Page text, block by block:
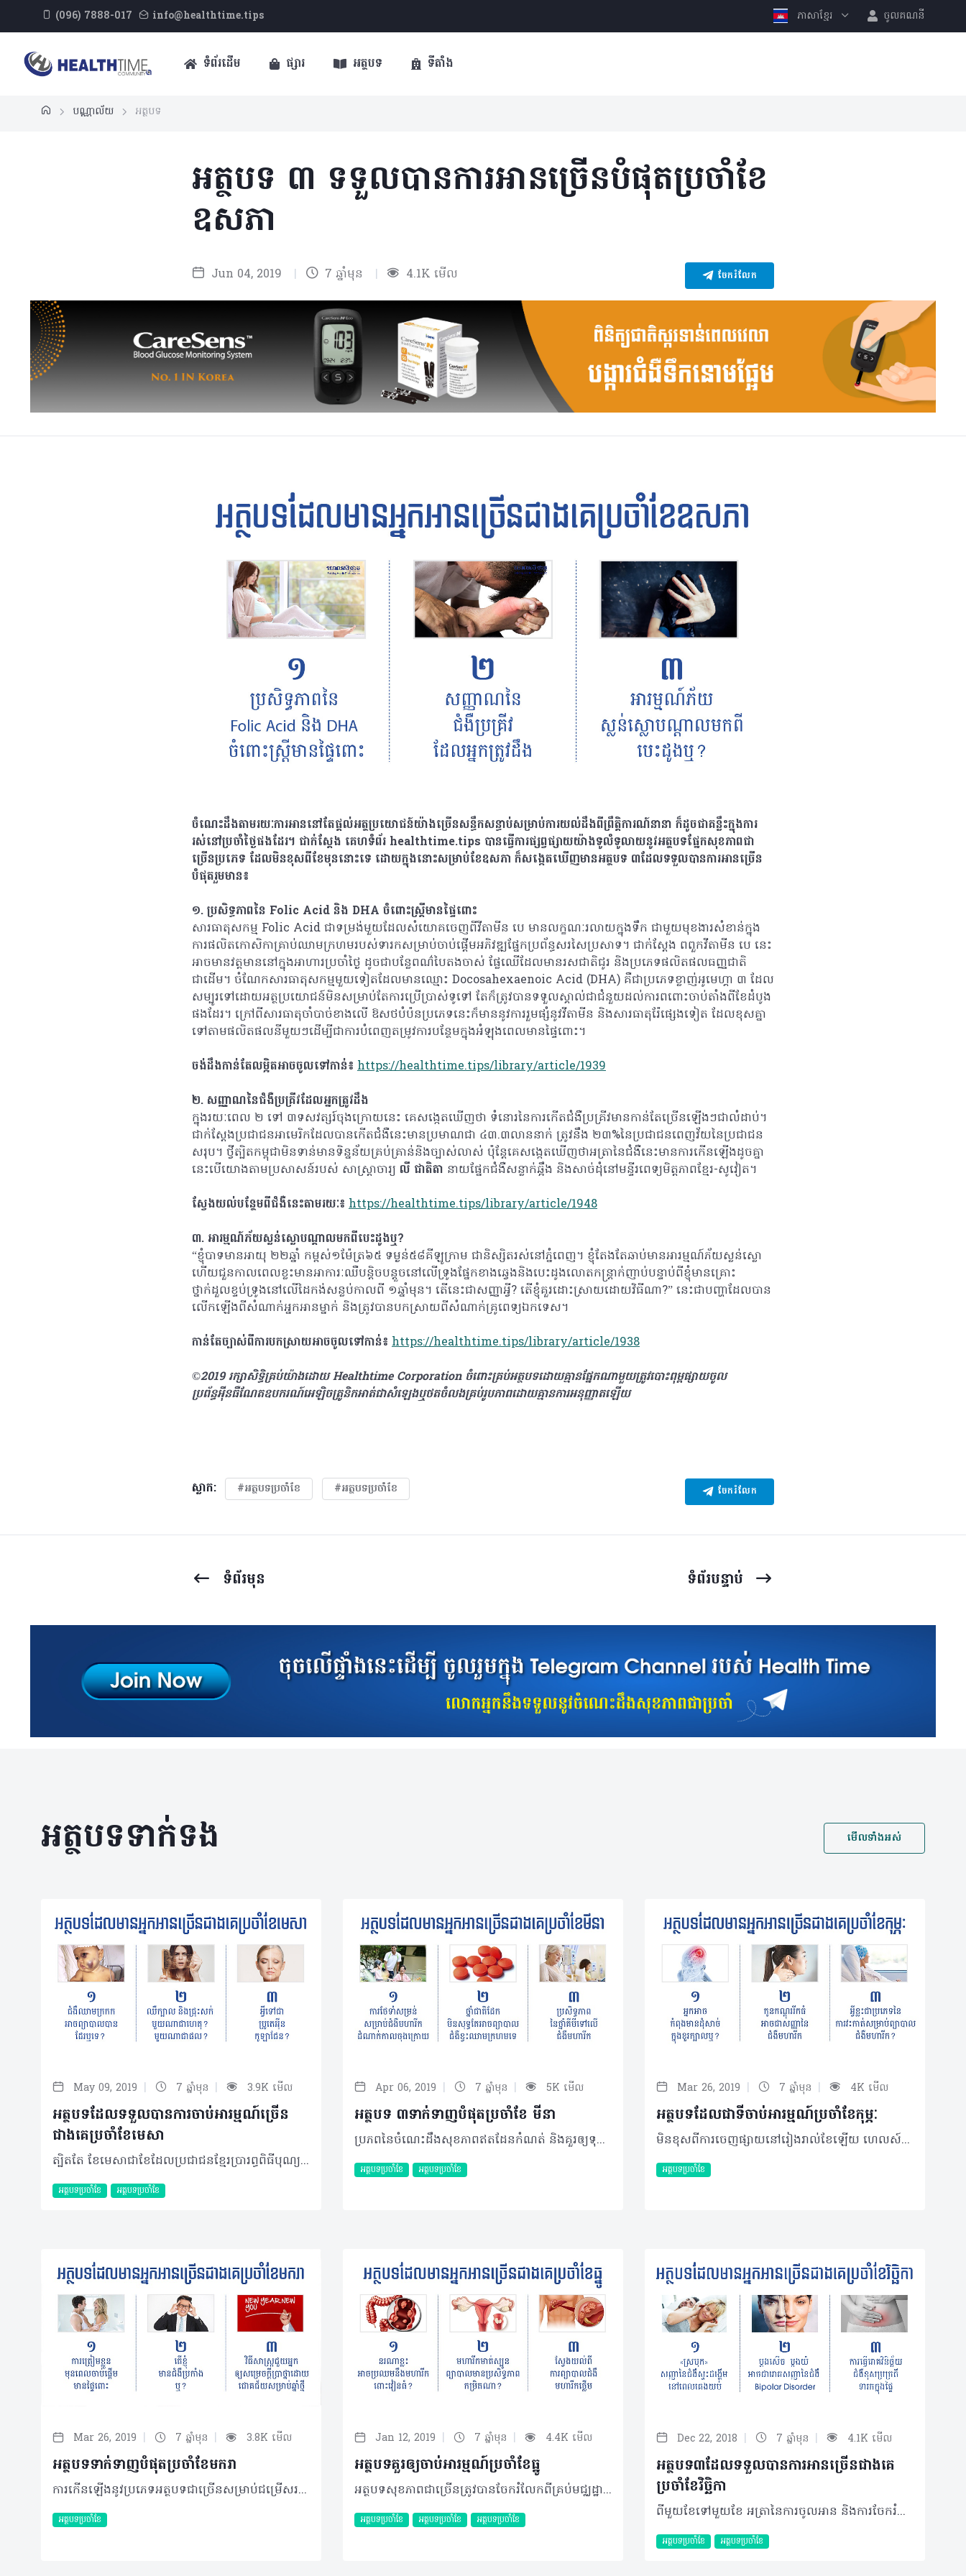
(096) 7888-017 info@healthtime.tips ភាសាខ្មែរ ចូលគណនី
ទំព័រដើម ផ្សារ អត្ថបទ ទីតាំង
បណ្ណាល័យ អត្ថបទ
អត្ថបទ ៣ ទទួលបានការអានច្រើនបំផុតប្រចាំខែ
ឧសភា
Jun 04, 2019 | 7 ឆ្នាំមុន | 4.1K មើល ចែករំលែក
ចំណេះដឹងតាមរយៈការអាននៅតែផ្ដល់អត្ថប្រយោជន៍យ៉ាងច្រើនសន្ធឹកសន្ធាប់សម្រាប់ការយល់ដឹងពីព្រឹត្តិការណ៍នានា ក៏ដូចជាគន្លឹះក្នុងការ
រស់នៅប្រចាំថ្ងៃផងដែរ។ ជាក់ស្ដែង គេហទំព័រ healthtime.tips បានធ្វើការផ្សព្វផ្សាយយ៉ាងទូលំទូលាយនូវអត្ថបទផ្នែកសុខភាពជា
ច្រើនប្រភេទ ដែលមិនខុសពីខែមុននោះទេ ដោយក្នុងនោះសម្រាប់ខែឧសភា ក៏សង្កេតឃើញមានអត្ថបទ ៣ដែលទទួលបានការអានច្រើន
បំផុតរួមមាន៖
១. ប្រសិទ្ធភាពនៃ Folic Acid និង DHA ចំពោះស្រ្តីមានផ្ទៃពោះ
សារធាតុសកម្ម Folic Acid ជាទម្រង់មួយដែលសំយោគចេញពីវីតាមីន បេ មានលក្ខណៈរលាយក្នុងទឹក ជាមួយមុខងារសំខាន់ក្នុង
ការផលិតកោសិកាគ្រាប់ឈាមក្រហមរបស់ទារកសម្រាប់ចាប់ផ្តើមអភិវឌ្ឍផ្នែកប្រព័ន្ធសរសៃប្រសាទ។ ជាក់ស្តែង ពពួកវីតាមីន បេ នេះ
អាចមានវត្តមាននៅក្នុងអាហារប្រចាំថ្ងៃ ដូចជាបន្លែពណ៌បៃតងចាស់ ផ្លែឈើដែលមានរសជាតិជូរ និងប្រភេទផលិតផលធញ្ញជាតិ
ជាដើម។ ចំណែកសារធាតុសកម្មមួយទៀតដែលមានឈ្មោះ Docosahexaenoic Acid (DHA) គឺជាប្រភេទខ្លាញ់អូមេហ្គា ៣ ដែល
សម្បូរទៅដោយអត្ថប្រយោជន៍មិនសម្រាប់តែការប្រើប្រាស់ទូទៅ តែក៏ត្រូវបានទទួលស្គាល់ជាជំនួយដល់ការពពោះចាប់តាំងពីខែដំបូង
ផងដែរ។ ក្រៅពីសារធាតុចាំបាច់ខាងលើ ឱសថបំប៉នប្រភេទនេះក៏មាននូវការរួមផ្សំនូវវីតាមីន និងសារធាតុរ៉ែផ្សេងទៀត ដែលខុសគ្នា
ទៅតាមផលិតផលនីមួយៗដើម្បីជាការបំពេញតម្រូវការបន្ថែមក្នុងអំឡុងពេលមានផ្ទៃពោះ។
ចង់ដឹងកាន់តែលម្អិតអាចចូលទៅកាន់៖ https://healthtime.tips/library/article/1939
២. សញ្ញាណនៃជំងឺប្រគ្រីវដែលអ្នកត្រូវដឹង
ក្នុងរយៈពេល ២ ទៅ ៣ទសវត្សរ៍ចុងក្រោយនេះ គេសង្កេតឃើញថា ទំនោរនៃការកើតជំងឺប្រគ្រីវមានកាន់តែច្រើនឡើងៗជាលំដាប់។
ជាក់ស្តែងប្រជាជនអាមេរិកដែលបានកើតជំងឺនេះមានប្រមាណជា ៤៣.៣លាននាក់ ត្រូវនឹង ២៣%នៃប្រជាជនពេញវ័យនៃប្រជាជន
សរុប។ ថ្វីត្បិតកម្ពុជាមិនទាន់មានទិន្នន័យគ្រប់គ្រាន់និងច្បាស់លាស់ ប៉ុន្តែគេសង្កេតឃើញថាអត្រានៃជំងឺនេះមានការកើនឡើងដូចគ្នា
នេះបើយោងតាមប្រសាសន៍របស់ សាស្រ្តាចារ្យ លី ជាតិតា នាយផ្នែកជំងឺសន្លាក់ឆ្អឹង និងសាច់ដុំនៅមន្ទីរពេទ្យមិត្តភាពខ្មែរ-សូវៀត។
ស្វែងយល់បន្ថែមពីជំងឺនេះតាមរយៈ៖ https://healthtime.tips/library/article/1948
៣. អារម្មណ៍ភ័យស្លន់ស្លោបណ្តាលមកពីបេះដូងឬ?
“ខ្ញុំបាទមានអាយុ ២២ឆ្នាំ កម្ពស់១ម៉ែត្រ៦៥ ទម្ងន់៥៨គីឡូក្រាម ជានិស្សិតរស់នៅភ្នំពេញ។ ខ្ញុំតែងតែឆាប់មានអារម្មណ៍ភ័យស្លន់ស្លោ
ហើយជួនកាលពេលខ្លះមានអាការៈឈឺបន្តិចបន្តួចនៅលើទ្រូងផ្នែកខាងឆ្វេងនិងបេះដូងលោតកន្ត្រាក់ញាប់បន្ទាប់ពីខ្ញុំមានគ្រោះ
ថ្នាក់ដួលខ្ទប់ទ្រូងនៅលើដៃកង់សន្លប់កាលពី ១ឆ្នាំមុន។ តើនេះជាសញ្ញាអ្វី? តើខ្ញុំគួរដោះស្រាយដោយវិធីណា?” នេះជាបញ្ហាដែលបាន
លើកឡើងពីសំណាក់អ្នកអានម្នាក់ និងត្រូវបានបកស្រាយពីសំណាក់គ្រូពេទ្យឯកទេស។
កាន់តែច្បាស់ពីការបកស្រាយអាចចូលទៅកាន់៖ https://healthtime.tips/library/article/1938
©2019 រក្សាសិទ្ធិគ្រប់យ៉ាង​ដោយ Healthtime Corporation ចំពោះគ្រប់អត្ថបទដោយគ្មានផ្នែកណាមួយត្រូវបោះពុម្ពផ្សាយចូល
ប្រព័ន្ធអុីនធឺណែតឧបករណ៍អេឡិចត្រូនិកអាត់ជាសំឡេងឬថតចំលងគ្រប់រូបភាពដោយគ្មានការអនុញ្ញាតឡើយ
ស្លាក: #អត្ថបទប្រចាំខែ #អត្ថបទប្រចាំខែ ចែករំលែក
ទំព័រ​មុន ទំព័រ​បន្ទាប់
អត្ថបទទាក់ទង មើលទាំងអស់
May 09, 2019 | 7 ឆ្នាំមុន | 3.9K មើល
អត្ថបទដែលទទួលបានការចាប់អារម្មណ៍ច្រើន
ជាងគេប្រចាំខែមេសា
ត្បិតតែ ខែមេសាជាខែដែលប្រជាជនខ្មែរប្រារព្ធពិធីបុណ្យចូលឆ្នាំប្រពៃណីជាតិ និងជាខែដែលមានថ្ងៃឈប់សម្រាកច្រើនក៏ដោយក៏កំណើននៃការចូលអានអត្ថបទសុខភាពបន្តកើនឡើងជាលំដាប់ដូចខែផ្សេងៗទៀតដែរ។ ជាក់ស្តែង អត្ថបទ ៣ ដែលទទួលបានការអានច្រើនជាងគេប្រចាំខែមេសាគឺ៖ 1. ជំងឺឈាមក្រកកអាចព្យាបាលបានដែរឬទេ? សាស្ត្រាចារ្យវេជ្ជបណ្ឌិត ជាន សុផល ឯកទេសរោគកុមារវិទ្យា និងលោហិតសាស្ត្រ នៃមន្ទីរពេទ្យកុមារជាតិបានពន្យល់យ៉ាងក្បោះក្បាយថាជំងឺហេម៉ូហ្វីលា (Hemophilia) គឺជាប្រភេទជំងឺឈាមក្រកក ឬបណ្តាលឲ្យហូរឈាម ភាគច្រើនបង្កឡើងដោយកង្វះកត្តាឈាមកក។ អ្នកជំងឺមិនមានការហូរឈាមច្រើនជាងធម្មតាទេ ប៉ុន្តែការហូរឈាមនេះអាចមានរយៈពេលយូរជាងធម្មតា។ ជាក់ស្តែងវាជាជំងឺដ៏កម្រដែលអាចស្តែងមានឡើងលើមនុស្សម្នាក់តែប៉ុណ្ណោះក្នុងចំណោម ១០០០នាក់ និងអាចកើតមានឡើងបានគ្រប់វ័យ ចាប់តាំងពីទារករហូតដល់វ័យចំណាស់ និងជាជំងឺមួយដែលតម្រូវឲ្យអ្នកជំងឺរស់នៅជាមួយការព្យាបាលអស់មួយជីវិត។ យល់កាន់តែច្បាស់អំពីមូលហេតុ និងវិធីព្យាបាលតាមរយៈ៖ https://healthtime.tips/library/article/1911 2.ឈឺក្បាល និងជ្រុះសក់ មួយណាជាហេតុ? មួយណាជាផល? “អាការៈឈឺក្បាលធ្វើឲ្យអ្នកជ្រុះសក់? ឬបញ្ហាជ្រុះសក់ជាហេតុផលធ្វើឲ្យអ្នកឈឺក្បាល?” នៅតែជាភាពស្រពិចស្រពិលមួយកើតមានឡើងសឹងតែបុគ្គលគ្រប់រូបទាំងអស់។ យ៉ាងណាមិញ ហេតុផលនៃបញ្ហាទាំងពីរខាងលើអាចបណ្តាលមកពីកត្តារួមផ្សំគ្នានៃស្ថានភាពជំងឺណាមួយ នេះបើយោងតាមប្រសាសន៍លោកសាស្ត្រាចារ្យវេជ្ជបណ្ឌិត ជុំ ណាវុធឯកទេសប្រព័ន្ធសរសៃប្រសាទ សរសៃឈាមខួរក្បាល និងជានាយផ្នែកប្រព័ន្ធសរសៃប្រសាទខួរក្បាលនៃមន្ទីរពេទ្យមិត្តភាពខ្មែរ-សូវៀត។ ស្វែងយល់បន្ថែមតាមរយៈ៖ https://healthtime.tips/library/article/1909 3. អ្វីទៅជាប្រូតេអុីនកូឡាជែន? នៅពេលវ័យកាន់តែចាស់ ស្រទាប់ស្បែករបស់អ្នកក៏ប្រែប្រួល ដែលនេះបណ្តាលមកពីការបាត់បង់នូវប្រូតេអុីនកូឡាជែនធម្មជាតិរបស់ស្បែក ដែលបណ្តាលឲ្យបាត់បង់ភាពតឹងណែន នាំឲ្យផលិតផលបំប៉នកូឡាជែនត្រូវបានគេនិយមប្រើប្រាស់ដើម្បីស្តារស្ថានភាពស្បែកឲ្យមានភាពប្រសើរឡើងវិញ។ អ្វីជាកូឡាជែន? តើគួរប្រើប្រាស់ក្នុងកម្រិតណាល្អ? អាចមានផលវិបាកអ្វីខ្លះ...? ចម្លើយទាំងអស់នេះនឹងត្រូវបានលាតត្រដាងយ៉ាងលម្អិតក្នុង៖ https://healthtime.tips/library/article/1910 ©2019 រក្សាសិទ្ធិគ្រប់យ៉ាង​ដោយ Healthtime Corporation ចំពោះគ្រប់អត្ថបទដោយគ្មានផ្នែកណាមួយត្រូវបោះពុម្ពផ្សាយចូល ប្រព័ន្ធអុីនធឺណែតឧបករណ៍អេឡិចត្រូនិកអាត់ជាសំឡេងឬថតចំលងគ្រប់រូបភាពដោយគ្មានការអនុញ្ញាតឡើយ
អត្ថបទប្រចាំខែ អត្ថបទប្រចាំខែ
Apr 06, 2019 | 7 ឆ្នាំមុន | 5K មើល
អត្ថបទ ៣ទាក់ទាញបំផុតប្រចាំខែ មីនា
ប្រភពនៃចំណេះដឹងសុខភាពឥតដែនកំណត់ និងគួរឲ្យទុកចិត្តបំផុតនៅតែបន្តចេញផ្សាយនូវអត្ថបទក្រោមប្រធានបទគួរឲ្យចាប់អារម្មណ៍ជាច្រើនដើម្បីផ្តល់ជូនមិត្តអ្នកអាននូវចំណេះដឹងអំពីការថែទាំសុខភាព និងការរស់នៅប្រកបដោយសុខភាពល្អ ក៏ដូចជាការណែនាំអំពីជំងឺផ្សេងៗរួមមានទាំងវិធីបង្ការព្យាបាល រោគវិនិច្ឆ័យ និងចំណុចសំខាន់ផ្សេងៗទៀត។ ក្នុងចំណោមអត្ថបទដែលបានដាក់ចេញ ក៏មានអត្ថបទចំនួន ៣ដែលត្រូវបានប្រិយមិត្តអ្នកអានចូលអានច្រើនជាងគេប្រចាំខែ មីនា នេះ ដែលរួមមានដូចខាងក្រោម… ១-ការថែទាំសម្រន់សម្រាប់ជំងឺមហារីកដំណាក់កាលចុងក្រោយ យោងតាម វេជ្ជបណ្ឌិត ម៉េង ឡាង ឯកទេសជំងឺទូទៅ និងជំនាញថែទាំសម្រន់នៃអង្គការបំបាត់ការឈឺចាប់គ្មានព្រំដែន (DSF) បានឲ្យនិយមន័យ ការថែទាំសម្រន់ (Palliative care) គឺសំដៅទៅលើការលើកកម្ពស់គុណភាពជីវិតរបស់អ្នកជំងឺដែលប្រឈមការបាត់បង់ជីវិតទាំងផ្នែកផ្លូវកាយ ផ្លូវចិត្ត សង្គម និងជំនឿសាសនា។ គោលបំណងចម្បងមិនមែនដើម្បីព្យាបាលឲ្យជាសះស្បើយនោះទេ ប៉ុន្តែដើម្បីការពារ និងកាត់បន្ថយការឈឺចាប់ បំបាត់រោគសញ្ញារំខានផ្សេងៗដូចជាពិបាកដកដង្ហើម ក្អក ដង្ហក់។ល។ អ្នកជំងឺដែលត្រូវការការថែទាំសម្រន់ អ្នកជំងឺដែលស្ថានភាពជំងឺរបស់ពួកគាត់ធ្ងន់ធ្ងរហើយមិនអាចធ្វើការព្យាបាលឲ្យជាសះស្បើយបានជាពិសេសគឺជំងឺមហារីក។ អ្នកជំងឺផ្សេងទៀតដែលអាចទទួលបានការថែទាំសម្រន់ផងដែរគឺអ្នកជំងឺខ្សោយសរីរាង្គដំណាក់កាលចុងក្រោយ ដូចជាជំងឺក្រិនថ្លើមធ្ងន់ធ្ងរដែលអាចវិវឌ្ឃជាទាចទឹក និងជំងឺខ្សោយផ្លូវដង្ហើមធ្ងន់ធ្ងរដែលនាំឲ្យមានទឹកក្នុងសួតជាដើម។ ចង់ដឹងបន្ថែមពីបញ្ហានេះសូមចូល៖ http://healthtime.tips/library/article/1884 ២-ថ្នាំជាតិដែកមិនសុទ្ធតែអាចព្យាបាលជំងឺខ្វះឈាមក្រហមទេ កង្វះឈាមក្រហម (Anemia) មិនមែនជាជំងឺនោះទេ តែជារោគសញ្ញាបាត់បង់គ្រាប់ឈាមក្រហមដែលបណ្តាលមកពីមូលហេតុច្រើនយ៉ាង។ មកដល់ពេលនេះ មិនមានការសិក្សាពីអត្រានៃជំងឺនេះទេ ព្រោះមូលហេតុរបស់វាមានច្រើនដែលតម្រូវឲ្យអ្នកជំងឺទៅព្យាបាលតាមឯកទេសនៃមូលហេតុ នេះបើតាមការបកស្រាយរបស់ វេជ្ជបណ្ឌិត សុខ សុធា ឯកទេសជំងឺឈាម និងជំងឺមហារីក នៅមជ្ឈមណ្ឌលជាតិជំងឺមហារីកនៃមន្ទីរពេទ្យកាល់ម៉ែត។ បញ្ហាកង្វះឈាមក្រហមមិនត្រូវបានបែងចែកជាដំណាក់កាលដូចជំងឺមហារីកទេ។ ទោះបីជាយ៉ាងណាក្រុមគ្រូពេទ្យឯកទេសអាចធ្វើការវាយតម្លៃស្ថានភាពធ្ងន់ធ្ងរនៃរោគសញ្ញានេះដោយយោងទៅតាមកម្រិតថយចុះរបស់អេម៉ូក្លូប៊ីនរបស់គ្រាប់ឈាមក្រហម (Hemoglobin) បូករួមជាមួយរោគសញ្ញាគ្លីនិកផ្សេងៗដែលអ្នកជំងឺកំពុងមានជាក់ស្តែង (Anemia tolerance) មុននឹងធ្វើការសម្រេចចិត្តជ្រើសរើសវិធីសាស្ត្រព្យាបាលដែលសមស្របដើម្បីផ្តល់ជូនអ្នកជំងឺ។ អាចអានបន្ថែមតាមរយៈ៖ http://healthtime.tips/library/article/1892 ៣-ប្រសិទ្ធភាពនៃថ្នាំគីមីទៅលើជំងឺមហារីក តាមការមានប្រសាសន៍របស់វេជ្ជបណ្ឌិត សុខ សុធា ឯកទេសជំងឺឈាម និងជំងឺមហារីក នៅមជ្ឈមណ្ឌលជាតិជំងឺមហារីកនៃមន្ទីរពេទ្យកាល់ម៉ែត បានឲ្យដឹងថាការព្យាបាលដោយថ្នាំគីមី ឬភាសាបច្ចេកទេសហៅថា Chemotherapy ជាការព្យាបាលដោយថ្នាំដែលមានប្រសិទ្ធភាពទៅសម្លាប់កោសិកាមហារីកតាមរយៈការបញ្ឈប់ការលូតលាស់ និងការបំបែកខ្លួនរបស់កោសិកាមហារីក។ គោលបំណងចម្បង ៣នៃការព្យាបាលដោយថ្នាំគីមីរួមមាន៖ • ធ្វើឲ្យជំងឺមហារីកជាសះស្បើយ • ទប់មហារីកកុំឲ្យមានការលូតលាស់លឿន និងពន្យារអាយុជីវិតរបស់អ្នកជំងឺ • បន្ថយការឈឺចាប់។ ស្វែងយល់កាន់តែច្បាស់តាមរយៈ៖ http://healthtime.tips/library/article/1876 ©2019 រក្សាសិទ្ធិគ្រប់យ៉ាង​ដោយ Healthtime Corporation ចំពោះគ្រប់អត្ថបទដោយគ្មានផ្នែកណាមួយត្រូវបោះពុម្ពផ្សាយចូល ប្រព័ន្ធអុីនធឺណែតឧបករណ៍អេឡិចត្រូនិកអាត់ជាសំឡេងឬថតចំលងគ្រប់រូបភាពដោយគ្មានការអនុញ្ញាតឡើយ
អត្ថបទប្រចាំខែ អត្ថបទប្រចាំខែ
Mar 26, 2019 | 7 ឆ្នាំមុន | 4K មើល
អត្ថបទដែលជាទីចាប់អារម្មណ៍ប្រចាំខែកុម្ភៈ
មិនខុសពីការចេញផ្សាយនៅរៀងរាល់ខែឡើយ ហេលស៍ថាម ប្រូ នៅតែបន្តផ្សព្វផ្សាយចំណេះដឹងសុខភាពជាច្រើន ដែលជាការបកស្រាយពីវេជ្ជបណ្ឌិតជំនាញ ក្រុមអ្នកនិពន្ធ ក៏ដូចជាការចូលរួមចែករំលែកពីអ្នកប្រកបវិជ្ជាជីវសុខាភិបាល។ ចំណែកសម្រាប់ខែ កុម្ភៈនេះ កំណើនអ្នកអានក៏នៅតែមានចំនួនច្រើន ដែលអត្ថបទ ៣ខាងក្រោម បានទទួលចំណាប់អារម្មណ៍ច្រើនជាងគេរួមមាន៖ ១. អ្នកអាចកំពុងមានដុំសាច់ក្នុងខួរក្បាលឬ? ដុំសាច់ខួរក្បាល ឬភាសាបច្ចេកទេស ហៅថា Brain Tumors គឺជាដុំដុះមិនធម្មតានៅក្នុងប្រអប់ខួរក្បាល ដែលរួមមានប្រមាណ ១៥០ ប្រភេទ ប៉ុន្តែជាក់ស្តែងវាត្រូវបានបែងចែកជា ២ ប្រភេទធំៗគឺ ដុំសាច់ដែលកើតឡើងដោយឯកឯង (Primary Brain Tumors) ដែលមានប្រភពពីកោសិកាណាមួយនៃខួរក្បាលខ្លួនឯងផ្ទាល់ និងដុំសាច់ដែលមានប្រភពមកពីការរាលដាលនៃសរីរាង្គមហារីកផ្សេងទៀតរបស់រាងកាយ (Metastatic Brain Tumors)។ ប្រភេទនៃដុំសាច់ខួរក្បាលកើតឡើងដោយខ្លួនឯងមាន ២ប្រភេទ គឺប្រភេទកាច និងប្រភេទស្លូត អាចកើតមកពីក្រពេញនៅក្នុងខួរក្បាល ហើយមួយចំនួនទៀតកើតចេញពីកោសិកាប្រព័ន្ធប្រសាទខួរក្បាល ឬពីកោសិកាស្រោមខួរក្បាល និងកោសិកានៅជុំវិញខួរក្បាលតែម្តង នេះបើយោងទៅតាមការបកស្រាយរបស់ វេជ្ជបណ្ឌិតស៊ឹម សុខចាន់ ឯកទេសវះកាត់ប្រព័ន្ធប្រសាទគ្លីនិកក្ដីសង្ឃឹមនៃយេរ៉េម៉ា និងជាសមាជិកអន្តរជាតិនៃសមាគមវះកាត់ប្រព័ន្ធប្រសាទសហរដ្ឋអាមេរិក។ កាន់តែស៊ីជម្រៅលើបញ្ហានេះ សូមអានបន្ថែម៖ http://healthtime.tips/library/article/1853 ២. កូនកណ្តុររីកធំអាចជាសញ្ញានៃជំងឺមហារីក វេជ្ជបណ្ឌិត ប៊ុនប៉ា ប៉ូលី ឯកទេសបញ្ចាំងកាំរស្មី ជំងឺមហារីក និងជំងឺឈាមនៃមជ្ឈមណ្ឌលជាតិប្រឆាំងជំងឺមហារីក មន្ទីរពេទ្យកាល់ម៉ែត បានឲ្យនិយមន័យមហារីកកូនកណ្តុរ ឬភាសាបច្ចេកទេសហៅថា Lymphoma ជាប្រភេទជំងឺមហារីកដែលកើតមានផ្ទាល់នៅលើកោសិកាកូនកណ្តុរ ខុសពីការរាលដាលនៃជំងឺមហារីករបស់សរីរាង្គណាមួយមកលើកូនកណ្ដុរ។ ជំងឺនេះត្រូវបានគេបែងចែកជា ២ ប្រភេទធំៗគឺ ជំងឺមហារីកកូនកណ្តុរប្រភេទ Hodgkin (Hodgkin’s Lymphoma) និង Non-Hodgkin (Non-Hodgkin’s Lymphoma) ដែលបែងចែកជាប្រភេទបេ(B) និងប្រភេទតេ(T)។ ស្វែងយល់បន្ថែមពីជំងឺនេះបន្ថែមតាមរយៈ៖ http://healthtime.tips/library/article/1849 ៣. អ្វីខ្លះជាប្រភេទនៃការវះកាត់សម្រាប់ព្យាបាលជំងឺមហារីក? ជំងឺមហារីកដែលច្រើនតម្រូវឲ្យព្យាបាលដោយការវះកាត់គឺរាល់ដុំមហារីកទាំងឡាយណានៅលើសរីរាង្គ ដែលអាចដំណើរការដោយវិធីសាស្រ្តនេះបាន និងដុំមហារីកដែលមិនទាន់រាលដាលទៅកន្លែងផ្សេងទៀត រួមមាន មហារីកបំពង់អាហារ មហារីកក្រពះ មហារីកពោះវៀនតូច ឬធំ មហារីកសួត មហារីកសុដន់ មហារីកក្រពេញដៃស្បូន មហារីកស្បូន និងមហារីកលើសរីរាង្គផ្សេងៗទៀត។ ក្នុងចំណោមមហារីកទាំងនេះគឺស្ទើរតែទាំងអស់អាចធ្វើការវះកាត់ព្យាបាលបាននៅប្រទេសកម្ពុជា ក្នុងកម្រិតស្តង់ដាដូចទៅនឹងបរទេស (Oncological surgery standard) ផងដែរ។ ដោយឡែក​​ ចំពោះជំងឺមហារីកដែលមិនតម្រូវឲ្យធ្វើការព្យាបាលដោយការវះកាត់រួមមានមហារីកគ្រាប់ឈាម (Leucemia) មហារីកប្រព័ន្ធទឹករងៃ ឬមហារីកកូនកណ្តុរ (Lymphoma) និងមហារីកដែលកើតនៅលើសរីរាង្គជ្រៅ មិនអាចធ្វើការវះកាត់បាន នេះបើយោងទៅតាមប្រសាសន៍របស់ វេជ្ជបណ្ឌិត ឆាយ រស្មី ឯកទេសវះកាត់ប្រព័ន្ធរំលាយអាហារ និងមហារីកប្រព័ន្ធរំលាយអាហារនៃមន្ទីរពេទ្យមិត្តភាពខ្មែរ-សូវៀត។ ចង់ដឹងពីប្រភេទនៃការវះកាត់ សូមចូលទៅកាន់៖ http://healthtime.tips/library/article/1862 ©2019 រក្សាសិទ្ធិគ្រប់យ៉ាង​ដោយ Healthtime Corporation ចំពោះគ្រប់អត្ថបទដោយគ្មានផ្នែកណាមួយត្រូវបោះពុម្ពផ្សាយចូល ប្រព័ន្ធអ៊ីនធឺណែតឧបករណ៍អេឡិចត្រូនិកអាត់ជាសំឡេងឬថតចំលងគ្រប់រូបភាពដោយគ្មានការអនុញ្ញាតឡើយ
អត្ថបទប្រចាំខែ
Mar 26, 2019 | 7 ឆ្នាំមុន | 3.8K មើល
អត្ថបទទាក់ទាញបំផុតប្រចាំខែមករា
ការកើនឡើងនូវប្រភេទអត្ថបទជាច្រើនសម្រាប់ជម្រើសរបស់មិត្តអ្នកអានទាំងអត្ថបទពីក្រុមអ្នកនិពន្ធក៏ដូចជាអត្ថបទដែលមានការចូលរួមចែករំលែកពីអ្នកប្រកបវិជ្ជាជីវសុខាភិបាល និងសាធារណជន កាន់តែប្លែក និងគួរឲ្យចាប់អារម្មណ៍។ ជាក់ស្តែង សម្រាប់ខែមករានេះ សង្កេតឃើញថាកំណើននៃការចូលអានអត្ថបទច្រើនទ្វេដង ហើយប្រភេទអត្ថបទ៣ដែលមានភាពទាក់ទាញបំផុត រួមមាន៖ ១. ការត្រៀមខ្លួនមុនពេលចាប់ផ្តើមមានផ្ទៃពោះ ការចាប់ផ្តើមបង្កើតគ្រួសារដ៏តូចមួយមិនមែនជារឿងងាយស្រួល ហើយធ្វើបានភ្លាមៗនោះទេ។ អនាគតមាតាបិតា ឬមាតាបិតាគ្រប់រូបត្រូវធ្វើការត្រៀមខ្លួនក្នុងរយៈពេលកំណត់មួយតាមការណែនាំ។ បើតាមការលើកឡើងរបស់វេជ្ជបណ្ឌិត យូ ម៉ូលីន ឯកទេសសម្ភព និងរោគស្ត្រីនៃមជ្ឈមណ្ឌលជាតិគាំពារមាតា និងទារក ការត្រៀមខ្លួនចាប់ផ្តើមមានផ្ទៃពោះស្ត្រីគ្រប់រូបត្រូវត្រួតពិនិត្យរាងកាយ ឬធ្វើតេស្តនានា និងទទួលទានសារធាតុបំប៉នបន្ថែមឲ្យបានគ្រប់គ្រាន់... ចង់ដឹងថាតេស្ត និងសារធាតុបំប៉នណាខ្លះសូមអានបន្ថែម៖ http://healthtime.tips/library/article/1827 ២. តើខ្ញុំមានជំងឺប្រកាំងឬ? បុរសអាយុ២៣ឆ្នាំម្នាក់តែងមានអាការៈឈឺក្បាល គេងមិនសូវលក់ និងហេវហត់ ជាខ្លាំង ហើយតែងតែស្វែងរកការព្យាបាលដោយការប្រើថ្នាំឈឺក្បាល ឬផ្តាសាយ។ គាត់ឆ្ងល់អំពីអាការៈនេះ មិនដឹងត្រូវព្យាបាលបែបណាទើបមានប្រសិទ្ធភាព និងសង្ស័យថាជាជំងឺប្រកាំង។ ករណីនេះត្រូវបានបកស្រាយយ៉ាងក្បោះក្បាយពីសាស្ត្រាចារ្យ វេជ្ជបណ្ឌិត ជុំ ណាវុធ ឯកទេសប្រព័ន្ធសរសៃប្រសាទសរសៃឈាមខួរក្បាល នាយផ្នែកសរសៃប្រសាទខួរក្បាលា នៃមន្ទីរពេទ្យមិត្តភាពខ្មែរ-សូវៀត.. ចង់ដឹងថាជាករណីអ្វីឲ្យពិតប្រាកដ សូមចូលទៅកាន់៖ http://healthtime.tips/library/article/1819 ៣. វិធីសាស្ត្រជួយអ្នកឲ្យសម្រេចក្តីប្រាថ្នាដោយជោគជ័យសម្រាប់ឆ្នាំថ្មី បំណងប្រាថ្នាឆ្នាំថ្មី ដែលគ្រប់គ្នាតែងនិយាយថា New Year Resolution គឺជាបំណងប្រាថ្នាដែលយើងចង់ធ្វើវាយូរហើយ តែធ្វើមិនបាន ឬមិនបានធ្វើតែម្តង។ វាអាចជាបំណងដែលសល់ពីឆ្នាំចាស់ ឬបំណងថ្មីៗទើបនឹងកើតក្នុងចិត្តយើងគ្រប់គ្នា ប៉ុន្តែសួរថាវាសំខាន់អត់? គួរតែមានឬអត់? ចម្លើយគឺវាអាស្រ័យលើខ្លួនអ្នកហ្នឹងហើយ... ប្រសិនអ្នកមិនច្បាស់ ឬចង់សម្រេចក្តីប្រាថ្នាទាំងនោះតំណភ្ជាប់នេះនឹងជួយអ្នកបាន៖ http://healthtime.tips/library/article/1818 ©2019 រក្សាសិទ្ធិគ្រប់យ៉ាង​ដោយ Healthtime Corporation ចំពោះគ្រប់អត្ថបទដោយគ្មានផ្នែកណាមួយត្រូវបោះពុម្ពផ្សាយចូល ប្រព័ន្ធអ៊ីនធឺណែតឧបករណ៍អេឡិចត្រូនិកអាត់ជាសំឡេងឬថតចំលងគ្រប់រូបភាពដោយគ្មានការអនុញ្ញាតឡើយ
អត្ថបទប្រចាំខែ
Jan 12, 2019 | 7 ឆ្នាំមុន | 4.4K មើល
អត្ថបទគួរឲ្យចាប់អារម្មណ៍ប្រចាំខែធ្នូ
អត្ថបទសុខភាពជាច្រើនត្រូវបានចែករំលែកពីគ្រប់មជ្ឈដ្ឋានអ្នកប្រកបវិជ្ជាជីវសុខាភិបាល ក្នុងគោលបំណងដើម្បីរួមចំណែកលើកកម្ពស់សុខភាពប្រជាជនកម្ពុជា ជាក់ស្តែង ៣អត្ថបទដែលទទួលបានការគាំទ្រយ៉ាងច្រើនជាងគេនោះ រួមមាន៖ ១. នរណាខ្លះអាចប្រឈមនឹងមហារីកពោះវៀនធំ? ផ្អែកទៅលើការសិក្សារបស់អង្គការសុខភាពពិភពលោកក្នុងឆ្នាំ ២០១៤ បានឲ្យដឹងថាពេលនោះ ប្រទេសកម្ពុជាយើងមានចំនួនប្រជាជនសរុប១៤ ៨៦៥ ០០០ នាក់ ក្នុងនោះចំនួនអ្នកជំងឺមហារីកពោះវៀនធំ មានការកើតឡើងច្រើនគួរឲ្យកត់សម្គាល់ ដែលបុរសមានចំនួន ៤៤៥ករណីថ្មី និងស្ត្រីមានចំនួន ៣៩៤ករណីថ្មី។ គេសង្កេតឃើញថា អត្រាមរណភាពក្នុងចំណោមជំងឺមហារីកគ្រប់ប្រភេទទាំងអស់ ជំងឺមហារីកពោះវៀនធំមានរហូតដល់ ៥%ចំពោះបុរស និយាយរួមច្រើនជាងនារី......នេះបើតាមប្រសាសន៍របស់លោក វេជ្ជបណ្ឌិត ហេង វីរដ្ឋ ឯកទេសជំងឺមហារីក នៃមន្ទីរពេទ្យមិត្តភាពខ្មែរសូវៀត និងជាប្រធានបន្ទប់ពិគ្រោះ និងព្យាបាលជំងឺវេជ្ជបណ្ឌិត ហេង វីរដ្ឋ ចង់ដឹងមូលហេតុច្បាស់សូមចូលទៅកាន់៖ http://healthtime.tips/library/article/1796 ២. មហារីកមាត់ស្បូនព្យាបាលមានប្រសិទ្ធភាពកម្រិតណា? តាមរយៈលោកវេជ្ជបណ្ឌិត ទូច សុជាតិ ឯកទេសជំងឺមហារីក នៃមន្ទីរពេទ្យមិត្តភាពខ្មែរ-សូវៀត… ជំងឺមហារីកមាត់ស្បូន ឬ Cervical Cancer ជាជំងឺមហារីកមួយប្រភេទក្នុងចំណោមមហារីកជាច្រើនកើតមាននៅលើកោសិកាមាត់ស្បូនរបស់ស្ត្រី ដែលវាត្រូវបានបែងចែកជា៤ដំណាក់កាលផ្សេងៗគ្នា។ តាមការប៉ាន់ប្រមាណរបស់អង្គការសុខភាពពិភពលោក Globocan ២០១២ បង្ហាញថាមហារីកមាត់ស្បូនលើស្ត្រីកម្ពុជាមានអត្រាខ្ពស់ រហូតស្ថិតនៅលំដាប់ទី១ ក្នុងចំណោមជំងឺមហារីកលើស្ត្រីកម្ពុជា។ លោកវេជ្ជបណ្ឌិតបន្ថែមថា ជាទូទៅ អ្នកជំងឺមហារីកមាត់ស្បូនកម្រនឹងលេចចេញជារោគសញ្ញាសម្គាល់ច្បាស់លាស់ណាមួយណាស់ នៅដំណាក់កាលដំបូង… ស្រាយចម្ងល់បន្ថែមតាមរយៈ៖ http://healthtime.tips/library/article/1791 ៣. ស្វែងយល់ពីការព្យាបាលជំងឺមហារីកថ្លើម បើយោងតាមតួលេខរបស់ Globocan ឃើញថាចំនួននៃអ្នកជំងឺមហារីកថ្លើមក្នុងតំបន់អាស៊ីសិ្ថតនៅចំណាត់ថ្នាក់លេខ៣ បើធៀបនឹងមហារីកផ្សេងទៀត ប៉ុន្តែ វាមិនត្រូវបានចាត់ទុកជាជំងឺតំណពូជនោះទេ។ ការរលាកថ្លើមរ៉ាំរ៉ៃជាមូលហេតុចម្បង ដែលបង្កឲ្យមានជំងឺមហារីកថ្លើម ទាំងការរលាកថ្លើមប្រភេទB ប្រភេទC ហើយកត្តាដែលធ្វើឲ្យមានការរលាកថ្លើមរ៉ាំរ៉ៃ រួមមាន ការទទួលទានសុរាច្រើន លើសជាតិដែក និងលើសជាតិពុលជាដើម។ លើសពីនេះទៀត អ្នកដែលងាយប្រឈមនឹងជំងឺមហារីកថ្លើមខ្ពស់ជាងគេ គឺអ្នកជំងឺក្រិនថ្លើម។ ដំណាក់កាលដំបូង អ្នកជំងឺមហារីកថ្លើម មិនស្តែងចេញជារោគសញ្ញាណាមួយទេ ប៉ុន្តែ អំឡុងពេលប្រហែល៦ខែបន្ទាប់ដែលជំងឺវិវឌ្ឍដល់ដំណាក់កាលធ្ងន់ធ្ងរ អាចនឹងមានលេចចេញជារោគសញ្ញាដូចជា...... នេះបើតាមប្រសាសន៍របស់លោកវេជ្ជបណ្ឌិត ជា ចាន់ឌី ឯកទេសវិទ្យុសាស្រ្ត រូបភាពវេជ្ជសាស្រ្ត មានតួនាទីជានាយកនៃមន្ទីរសម្រាកព្យាបាល និងសម្ភព សានីន ស្វែងយល់លម្អិតតាមរយៈ៖ http://healthtime.tips/library/article/1790 ©2019 រក្សាសិទ្ធិគ្រប់យ៉ាង​ដោយ Healthtime Corporation ចំពោះគ្រប់អត្ថបទដោយគ្មានផ្នែកណាមួយត្រូវបោះពុម្ពផ្សាយចូល ប្រព័ន្ធអ៊ីនធឺណែតឧបករណ៍អេឡិចត្រូនិកអាត់ជាសំឡេងឬថតចំលងគ្រប់រូបភាពដោយគ្មានការអនុញ្ញាតឡើយ
អត្ថបទប្រចាំខែ អត្ថបទប្រចាំខែ អត្ថបទប្រចាំខែ
Dec 22, 2018 | 7 ឆ្នាំមុន | 4.1K មើល
អត្ថបទ៣ដែលទទួលបានការអានច្រើនជាងគេ
ប្រចាំខែវិច្ឆិកា
ពីមួយខែទៅមួយខែ អត្រានៃការចូលអាន និងការចែករំលែកអត្ថបទមានការកើនឡើងជាលំដាប់ មិនខុសគ្នាពីខែមុនៗឡើយ ហើយក្រុមការងារហេលស៍ថាមតែងជ្រើសរើសអត្ថបទចំនួន៣ ដែលទទួលបានការចាប់អារម្មណ៍ និងចូលអានច្រើនជាងគេ ដើម្បីសង្ខេបឲ្យមិត្តអ្នកអានបានស្វែងយល់បន្ថែម ក្នុងនោះរួមមាន៖ ១. «ស្រមុក» សញ្ញានៃជំងឺស្ទះដង្ហើមនៅពេលគេងយប់ យោងតាមប្រសាសន៍របស់ សាស្ត្រាចារ្យ មហាបរិញ្ញា វ៉ាន់ មិច ឯកទេសវេជ្ជសាស្ត្រទូទៅ និងជំងឺសួត នៃមន្ទីរពេទ្យមិត្តភាពខ្មែរ-សូវៀត និងជាប្រធានសមាគមគ្រូពេទ្យសួត កម្ពុជា បានឲ្យដឹងថា ស្រមុក គឺជារោគសញ្ញានៃវិបត្តិក្នុងការដកដង្ហើម មានន័យថាវាជាសញ្ញាមួយនៃជំងឺដែលឆ្លុះបញ្ចាំងពីការដកដង្ហើមចូលសួតមានការរំខានដោយការត្បៀតនៃផ្លូវដង្ហើម។ ការត្បៀតនេះអាចមាននៅក្នុងច្រមុះ ឬបំពង់ក ដោយសារមានការរីកសាច់ ឬមានដុះសាច់ច្រមុះ បំពង់ក ឬការមិនផ្តល់សញ្ញាពីខួរក្បាល ដែលធ្វើឲ្យខ្យល់អុកស៊ីសែនចូលក្នុងសួតមិនបានគ្រប់គ្រាន់ និងខ្យល់ដែលឆ្លងកាត់ផ្លូវតូចចង្អៀត បង្កជាការលាន់ស្រមុក...... ស្វែងយល់បន្ថែម៖ http://www.healthtime.tips/library/article/1749 ២. ម្តងសើច ម្តងយំ អាចជារោគសញ្ញានៃជំងឺ Bipolar Disorder បុគ្គលក្នុងអាយុជាមធ្យម ២១ឆ្នាំ ទាំងបុរស និងស្រ្តី បូកផ្សំជាមួយអាការៈផ្លូវចិត្តប្រែប្រួលមួយចំនួនដែលមិនអាចបកស្រាយបាន អាចជារោគសញ្ញានៃជំងឺផ្លូវចិត្តធ្ងន់ធ្ងរមួយប្រភេទគឺ BipolarDisorder។ Bipolar Disorder ជាជំងឺផ្លូវចិត្តប្រភេទធ្ងន់ និងរ៉ាំរ៉ៃមួយ ដែលអាចលាប់មកវិញ ប្រសិនមិនបានទទួលការព្យាបាលត្រឹមត្រូវ។ អ្នកជំងឺហាក់មានអារម្មណ៍ឡើងចុះ ដែលម្តងអាចស្តែងចេញជាការបាក់ទឹកចិត្តខ្លាំង (Depression)រួចប្រែទៅជាមានទឹកចិត្តឡើងខ្ពស់ខ្លាំងជាងធម្មតា (Mania)។ ម៉្យាងទៀត វាក៏ត្រូវបានគេហៅផងដែរថាជាជំងឺអារម្មណ៍២ ដែលមានការប្រែប្រួលក្នុងរយៈពេលកំណត់ណាមួយរវាងអារម្មណ៍ពិបាកចិត្ត និងសប្បាយចិត្តជ្រុល………នេះបើតាមការបកស្រាយដោយ សាស្ត្រាចារ្យ វេជ្ជបណ្ឌិត ហួត លីនណា ឯកទេសវិកលវិទ្យាជំនាន់ទី១ និងអនុបណ្ឌិតជំងឺផ្លូវចិត្ត និងខួរក្បាល ប្រចាំគ្លីនិកជំនាញផ្លូវចិត្ត និងខួរក្បាល ហួត លីនណា... ចង់ដឹងលម្អិតសូមចូលទៅកាន់៖ http://www.healthtime.tips/library/article/1755 ៣. ការធ្វើរោគវិនិច្ឆ័យជំងឺខុសប្រក្រតីទារកក្នុងផ្ទៃ ការរកមើលនូវជំងឺខុសប្រក្រតីរបស់ទារកក្នុងផ្ទៃ គឺជាការស្វែងរកនូវភាពមិនធម្មតាទាំងរូបរាងកាយ និងបម្រែបម្រួលក្រូម៉ូសូម ឬហ្សែនណាមួយដែលមិនត្រឹមត្រូវ ឬដែលអាចឲ្យទារកសម្រាលមកមានសុខភាពមិនល្អ។ ការធ្វើរោគវិនិច្ឆ័យនេះ រួមមានទាំងការពិនិត្យអេកូទារកក្នុងផ្ទៃ ពិសេសនៅត្រីមាសទី១ និងត្រីមាសទី២ ការពិនិត្យតេស្តឈាមទៅលើម្តាយ ទាក់ទងនឹងជំងឺអាប់បញ្ញាកូនមួយចំនួនដែលកើតញឹកញាប់ (down syndrome screening:ដែលអាចធ្វើចន្លោះពីអាយុគភ៌ ១១សប្តាហ៍៥ថ្ងៃទៅ១៣សប្តាហ៍៥ថ្ងៃ ឬពី ១៤សប្តាហ៍ ទៅ១៧សប្តាហ៍) និង(Non-Invasive Prenatal Testing:ជាតេស្តឈាមដែលអាចសិក្សា ទៅលើហ្សែនរបស់ទារកក្នុងឈាមម្តាយ ដែលអាចធ្វើចាប់ពីអាយុគភ៌ ១០សប្តាហ៍ ទៅដល់ ២៥ សប្តាហ៍)។ តេស្តដែលបានរៀបរាប់ខាងលើនេះមិនមានការប៉ះពាល់ដល់សុខភាពម្តាយ និងទារកទេ.......នេះបើតាមការបកស្រាយរបស់ វេជ្ជបណ្ឌិត ទី សុវណ្ណរដ្ឋ ឯកទេសសម្ភព-រោគស្ត្រី និងជាប្រធានផ្នែកសម្ភព-រោគស្ត្រី នៃមន្ទីរសម្រាកព្យាបាល និងសម្ភពមាតា..... យល់ដឹងបន្ថែមតាមរយៈ៖ http://www.healthtime.tips/library/article/1769 ©2018 រក្សាសិទ្ធិគ្រប់យ៉ាង​ដោយ Healthtime Corporation ចំពោះគ្រប់អត្ថបទដោយគ្មានផ្នែកណាមួយត្រូវបោះពុម្ពផ្សាយចូលប្រព័ន្ធអ៊ីនធឺណែត ឧបករណ៍អេឡិចត្រូនិក អាត់ជាសំឡេង ឬថតចំលងគ្រប់រូបភាពដោយគ្មានការអនុញ្ញាតឡើយ
អត្ថបទប្រចាំខែ អត្ថបទប្រចាំខែ